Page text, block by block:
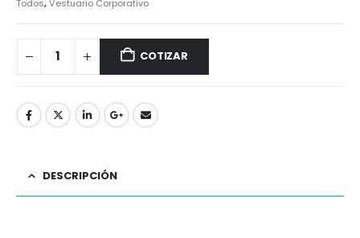
Todos,Vestuario Corporativo
COTIZAR
DESCRIPCIÓN